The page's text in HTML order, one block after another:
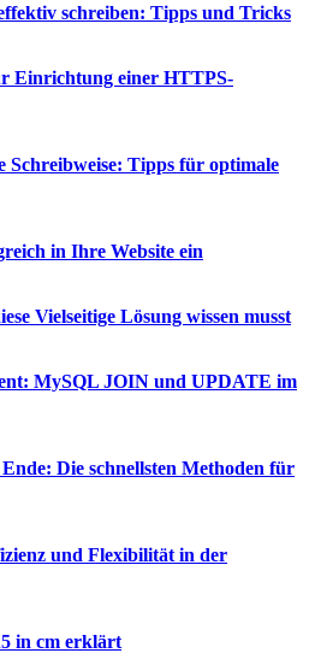
schreiben: Tipps und Tricks
Einrichtung einer HTTPS-
Schreibweise: Tipps für optimale
in Ihre Website ein
Vielseitige Lösung wissen musst
MySQL JOIN und UPDATE im
Die schnellsten Methoden für
und Flexibilität in der
in cm erklärt